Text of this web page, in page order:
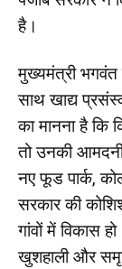
है।
मुख्यमंत्री
साथ खाद्य
का मानना है कि
तो उनकी
नए फूड पार्क,
सरकार की
गांवों में विकास
खुशहाली और